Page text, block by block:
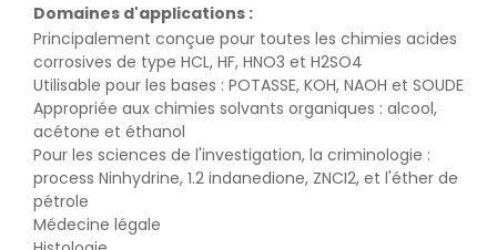
Domaines d'applications :
Principalement conçue pour toutes les chimies acides
corrosives de type HCL, HF, HNO3 et H2SO4
Utilisable pour les bases : POTASSE, KOH, NAOH et SOUDE
Appropriée aux chimies solvants organiques : alcool,
acétone et éthanol
Pour les sciences de l'investigation, la criminologie :
process Ninhydrine, 1.2 indanedione, ZNCI2, et l'éther de
pétrole
Médecine légale